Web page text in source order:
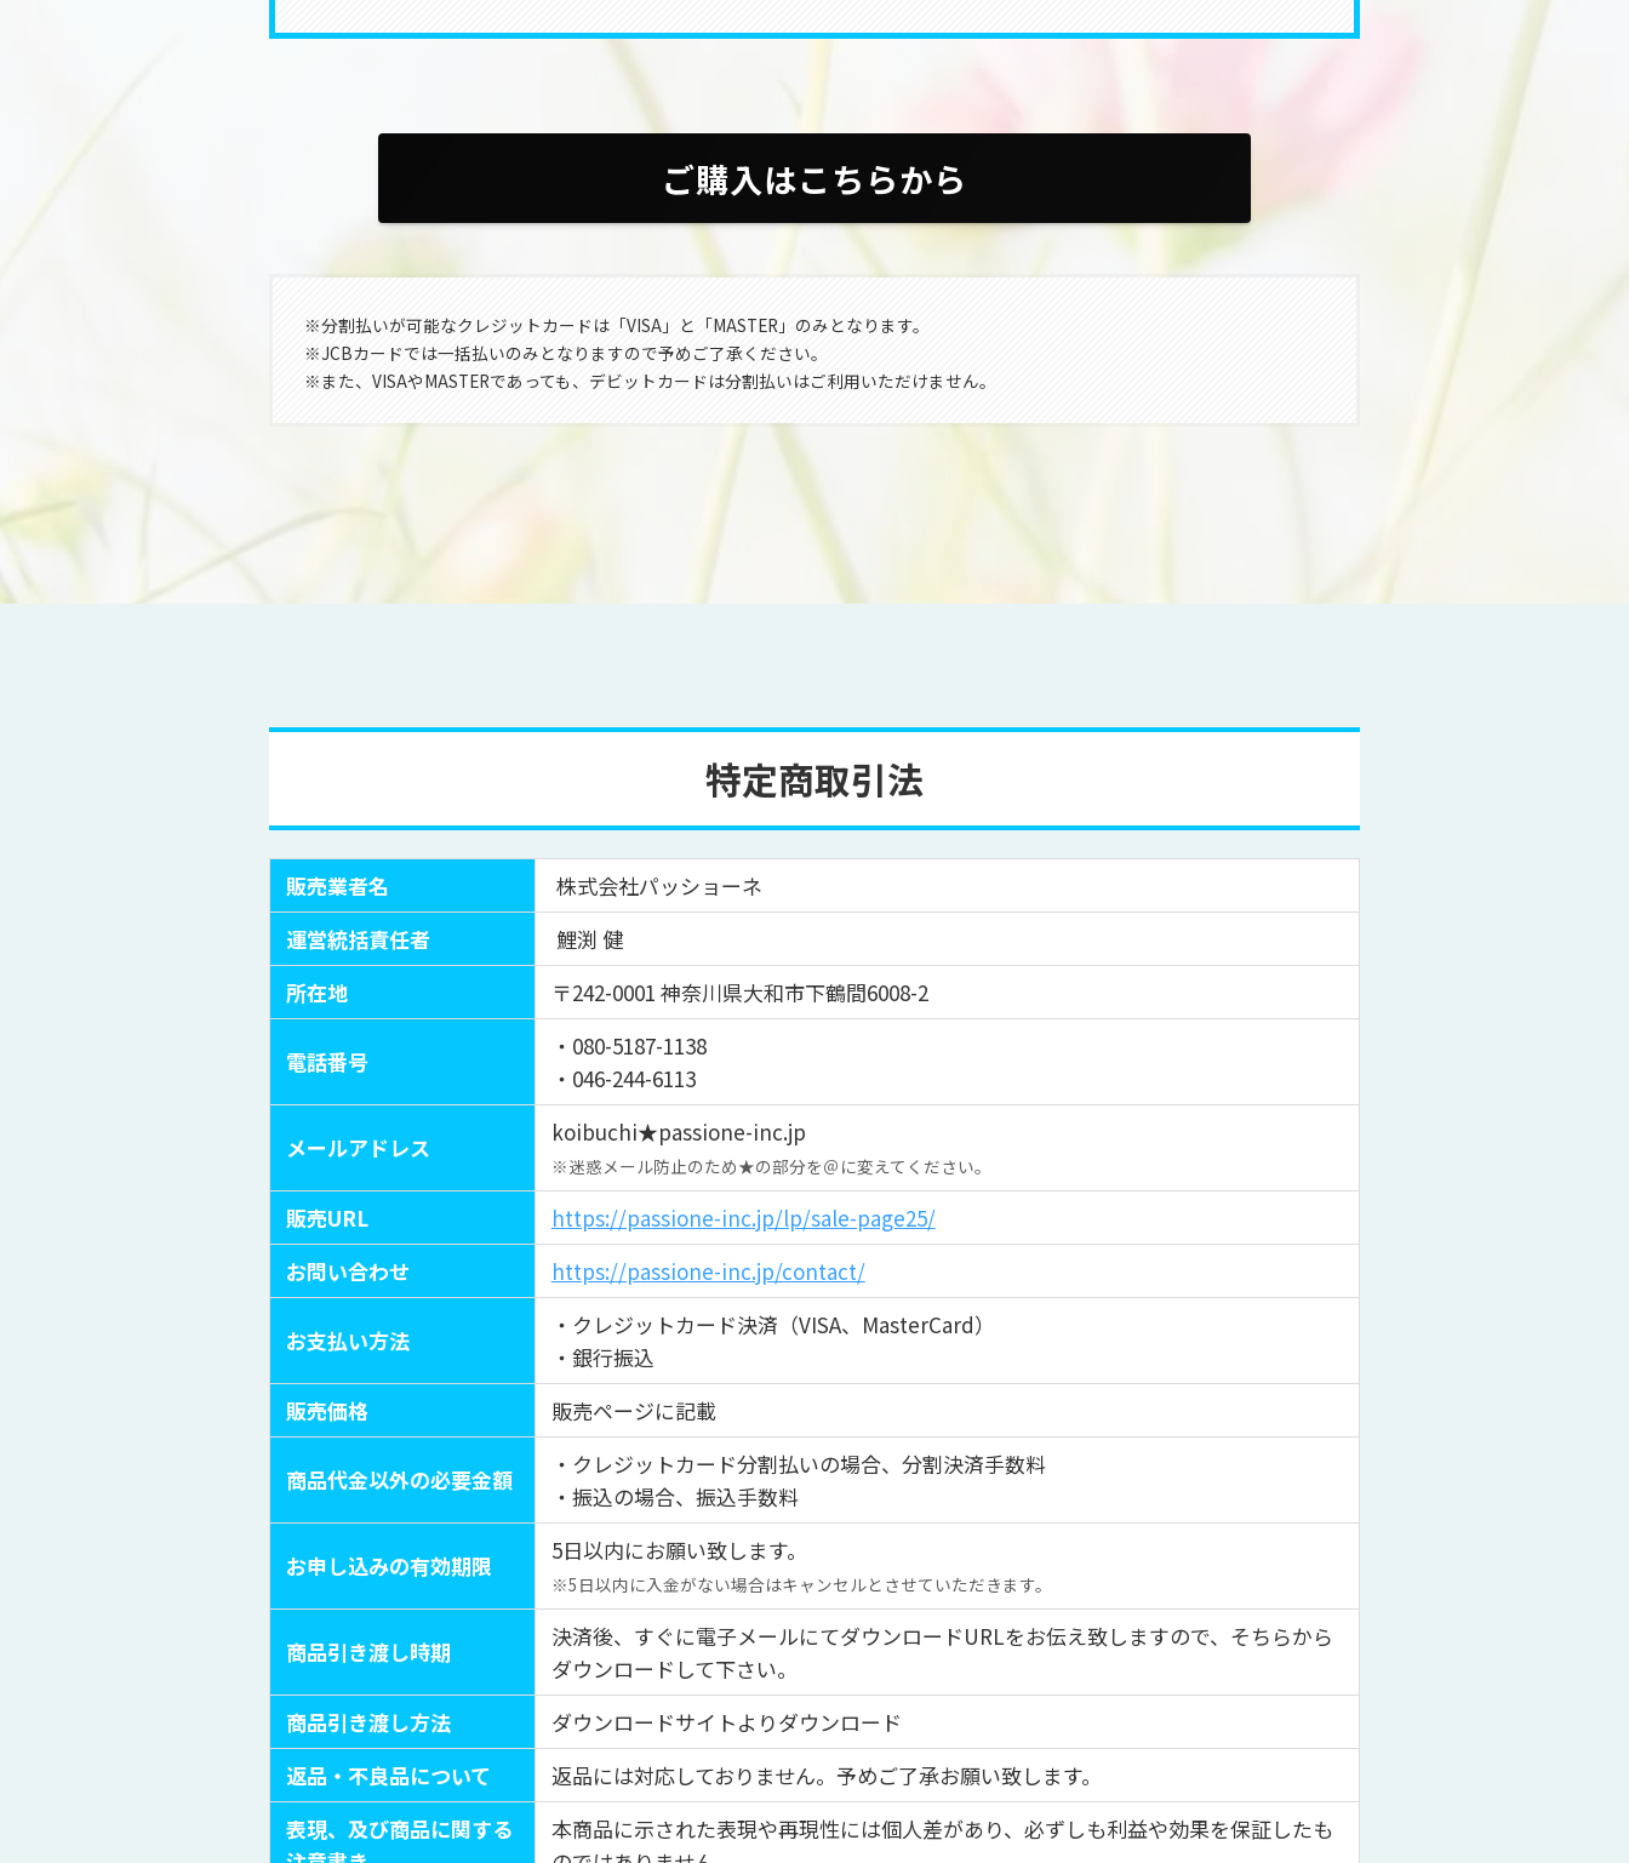
ご購入はこちらから
※分割払いが可能なクレジットカードは「VISA」と「MASTER」のみとなります。
※JCBカードでは一括払いのみとなりますので予めご了承ください。
※また、VISAやMASTERであっても、デビットカードは分割払いはご利用いただけません。
特定商取引法
販売業者名
株式会社パッショーネ
運営統括責任者
鯉渕 健
所在地
〒242-0001 神奈川県大和市下鶴間6008-2
電話番号
・080-5187-1138
・046-244-6113
メールアドレス
koibuchi★passione-inc.jp
※迷惑メール防止のため★の部分を＠に変えてください。
販売URL
https://passione-inc.jp/lp/sale-page25/
お問い合わせ
https://passione-inc.jp/contact/
お支払い方法
・クレジットカード決済（VISA、MasterCard）
・銀行振込
販売価格
販売ページに記載
商品代金以外の必要金額
・クレジットカード分割払いの場合、分割決済手数料
・振込の場合、振込手数料
お申し込みの有効期限
5日以内にお願い致します。
※5日以内に入金がない場合はキャンセルとさせていただきます。
商品引き渡し時期
決済後、すぐに電子メールにてダウンロードURLをお伝え致しますので、そちらから
ダウンロードして下さい。
商品引き渡し方法
ダウンロードサイトよりダウンロード
返品・不良品について
返品には対応しておりません。予めご了承お願い致します。
表現、及び商品に関する
本商品に示された表現や再現性には個人差があり、必ずしも利益や効果を保証したも